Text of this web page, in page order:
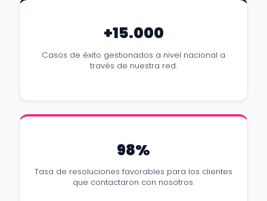
+15.000
Casos de éxito gestionados a nivel nacional a
través de nuestra red.
98%
Tasa de resoluciones favorables para los clientes
que contactaron con nosotros.